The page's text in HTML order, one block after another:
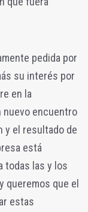
pedida por
su interés por
en la
nuevo encuentro
y el resultado de
está
todas las y los
queremos que el
estas